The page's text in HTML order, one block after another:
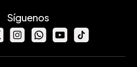
Síguenos